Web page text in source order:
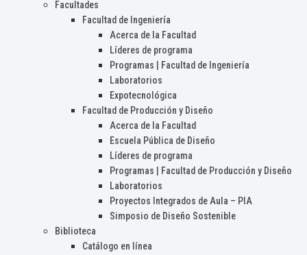
Facultades
Facultad de Ingeniería
Acerca de la Facultad
Líderes de programa
Programas | Facultad de Ingeniería
Laboratorios
Expotecnológica
Facultad de Producción y Diseño
Acerca de la Facultad
Escuela Pública de Diseño
Líderes de programa
Programas | Facultad de Producción y Diseño
Laboratorios
Proyectos Integrados de Aula – PIA
Simposio de Diseño Sostenible
Biblioteca
Catálogo en línea